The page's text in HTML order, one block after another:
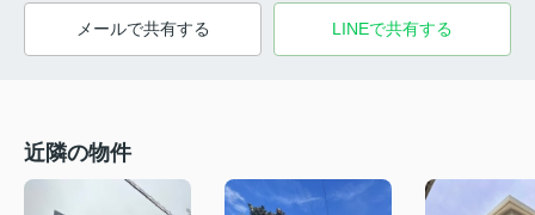
メールで共有する LINEで共有する
近隣の物件